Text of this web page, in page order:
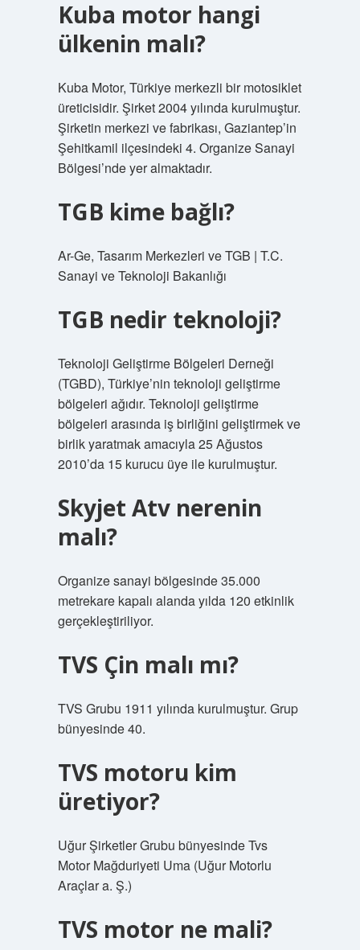
Kuba motor hangi
ülkenin malı?
Kuba Motor, Türkiye merkezli bir motosiklet
üreticisidir. Şirket 2004 yılında kurulmuştur.
Şirketin merkezi ve fabrikası, Gaziantep’in
Şehitkamil ilçesindeki 4. Organize Sanayi
Bölgesi’nde yer almaktadır.
TGB kime bağlı?
Ar-Ge, Tasarım Merkezleri ve TGB | T.C.
Sanayi ve Teknoloji Bakanlığı
TGB nedir teknoloji?
Teknoloji Geliştirme Bölgeleri Derneği
(TGBD), Türkiye’nin teknoloji geliştirme
bölgeleri ağıdır. Teknoloji geliştirme
bölgeleri arasında iş birliğini geliştirmek ve
birlik yaratmak amacıyla 25 Ağustos
2010’da 15 kurucu üye ile kurulmuştur.
Skyjet Atv nerenin
malı?
Organize sanayi bölgesinde 35.000
metrekare kapalı alanda yılda 120 etkinlik
gerçekleştiriliyor.
TVS Çin malı mı?
TVS Grubu 1911 yılında kurulmuştur. Grup
bünyesinde 40.
TVS motoru kim
üretiyor?
Uğur Şirketler Grubu bünyesinde Tvs
Motor Mağduriyeti Uma (Uğur Motorlu
Araçlar a. Ş.)
TVS motor ne mali?